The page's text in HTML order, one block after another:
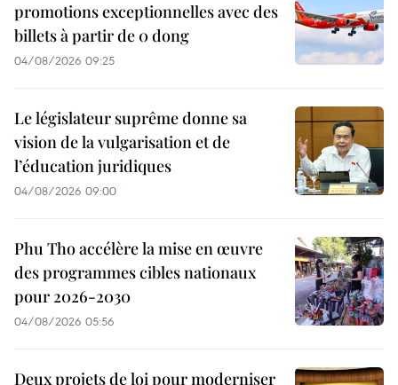
promotions exceptionnelles avec des
billets à partir de 0 dong
04/08/2026 09:25
Le législateur suprême donne sa
vision de la vulgarisation et de
l’éducation juridiques
04/08/2026 09:00
Phu Tho accélère la mise en œuvre
des programmes cibles nationaux
pour 2026-2030
04/08/2026 05:56
Deux projets de loi pour moderniser